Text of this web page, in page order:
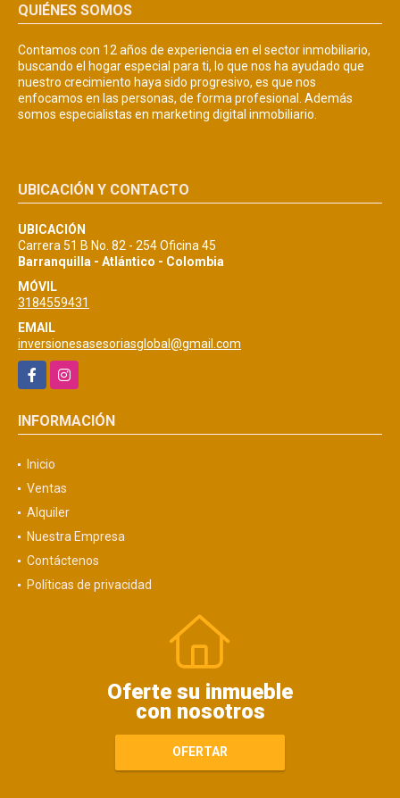
QUIÉNES SOMOS
Contamos con 12 años de experiencia en el sector inmobiliario,
buscando el hogar especial para ti, lo que nos ha ayudado que
nuestro crecimiento haya sido progresivo, es que nos
enfocamos en las personas, de forma profesional. Además
somos especialistas en marketing digital inmobiliario.
UBICACIÓN Y CONTACTO
UBICACIÓN
Carrera 51 B No. 82 - 254 Oficina 45
Barranquilla - Atlántico - Colombia
MÓVIL
3184559431
EMAIL
inversionesasesoriasglobal@gmail.com
FacebookInstagram
INFORMACIÓN
Inicio
Ventas
Alquiler
Nuestra Empresa
Contáctenos
Políticas de privacidad
Oferte su inmueble
con nosotros
OFERTAR